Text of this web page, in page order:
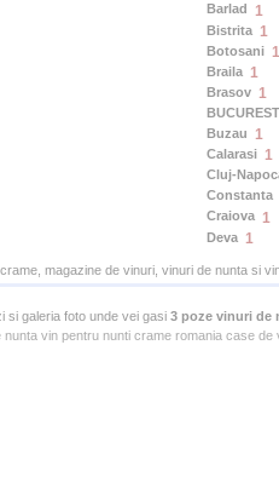
Barlad 1
Bistrita 1
Botosani 1
Braila 1
Brasov 1
Buzau 1
Calarasi 1
Cluj-
Constanta
Craiova
1
Deva 1
magazine de vinuri, vinuri de nunta si
si galeria foto unde vei gasi 3 poze vinuri de
nunta vin pentru nunti crame romania case